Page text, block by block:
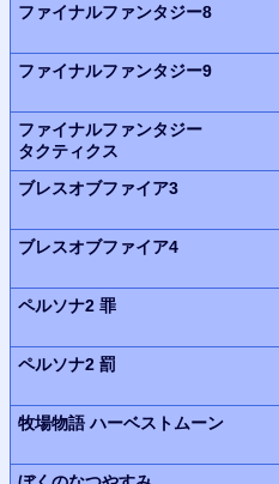
ファイナルファンタジー8
ファイナルファンタジー9
ファイナルファンタジー
タクティクス
ブレスオブファイア3
ブレスオブファイア4
ペルソナ2 罪
ペルソナ2 罰
牧場物語ハーベストムーン